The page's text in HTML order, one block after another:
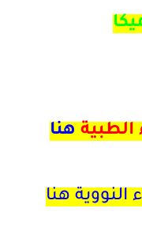
الطبية هنا
النووية هنا